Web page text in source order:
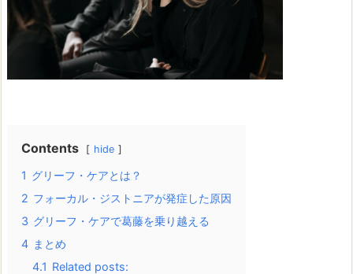
Contents hide
1 グリーフ・ケアとは？
2 フォーカル・ジストニアが発症した原因
3 グリーフ・ケアで葛藤を乗り越える
4 まとめ
4.1 Related posts: